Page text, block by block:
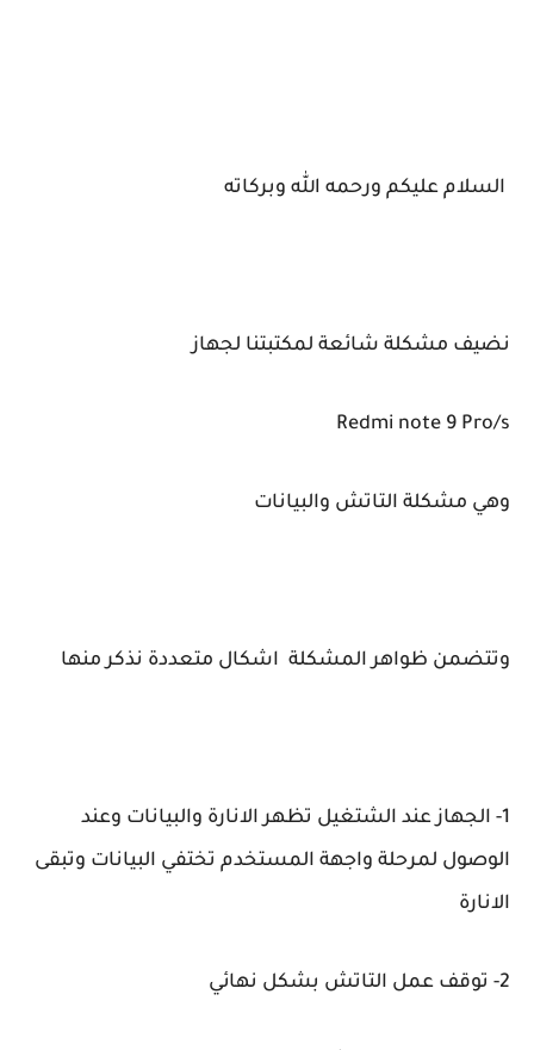
السلام عليكم ورحمه الله وبركاته
نضيف مشكلة شائعة لمكتبتنا لجهاز
Redmi note 9 Pro/s
وهي مشكلة التاتش والبيانات
وتتضمن ظواهر المشكلة اشكال متعددة نذكر منها
1- الجهاز عند الشتغيل تظهر الانارة والبيانات وعند
الوصول لمرحلة واجهة المستخدم تختفي البيانات وتبقى
الانارة
2- توقف عمل التاتش بشكل نهائي